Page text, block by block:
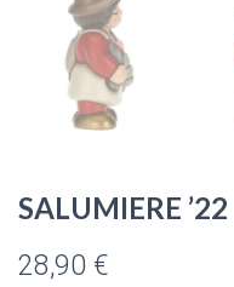
SALUMIERE ’22
28,90 €